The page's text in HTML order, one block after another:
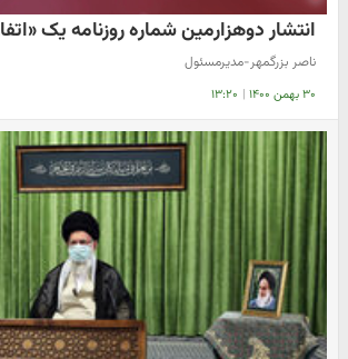
انتشار دوهزارمین شماره روزنامه یک
ناصر بزرگمهر-مدیرمسئول
۳۰ بهمن ۱۴۰۰ | ۱۳:۲۰